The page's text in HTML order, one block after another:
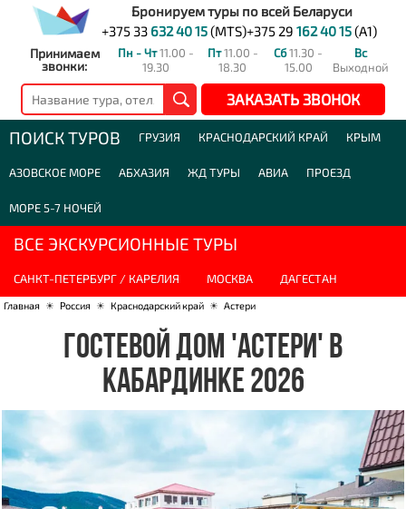
Бронируем туры по всей Беларуси
+375 33 632 40 15(MTS)+375 29 162 40 15(A1)
Принимаем
звонки:
Пн - Чт11.00 -
19.30
Пт11.00 -
18.30
Сб11.30 -
15.00
Вс
Выходной
ЗАКАЗАТЬ ЗВОНОК
ПОИСК ТУРОВ ГРУЗИЯ КРАСНОДАРСКИЙ КРАЙ КРЫМ
АЗОВСКОЕ МОРЕ АБХАЗИЯ ЖД ТУРЫ АВИА ПРОЕЗД
МОРЕ 5-7 НОЧЕЙ
ВСЕ ЭКСКУРСИОННЫЕ ТУРЫ
САНКТ-ПЕТЕРБУРГ / КАРЕЛИЯ МОСКВА ДАГЕСТАН
Главная ☀ Россия ☀ Краснодарский край ☀ Астери
ГОСТЕВОЙ ДОМ 'АСТЕРИ' В
КАБАРДИНКЕ 2026